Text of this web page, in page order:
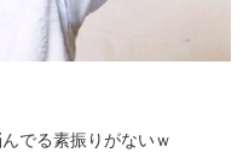
でる素振りがないｗ